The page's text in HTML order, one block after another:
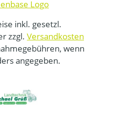
inkl. gesetzl.
zzgl. Versandkosten
wenn
angegeben.